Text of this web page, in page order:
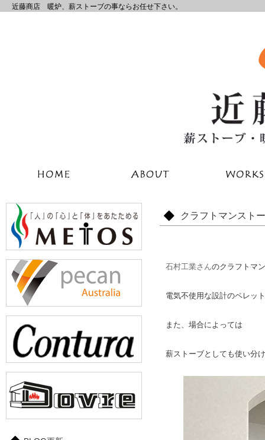
近藤商店 暖炉、薪ストーブの事ならお任せ下さい。
クラフトマンスト
石村工業さんのクラフトマ
電気不使用な設計のペレッ
また、場合によっては
薪ストーブとしても使い分